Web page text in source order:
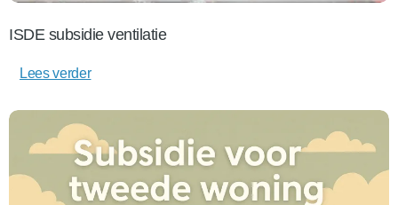
ISDE subsidie ventilatie
Lees verder